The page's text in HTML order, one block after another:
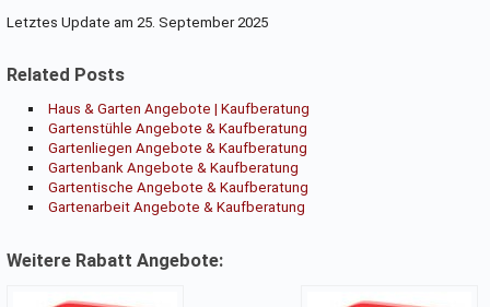
Letztes Update am 25. September 2025
Related Posts
Haus & Garten Angebote | Kaufberatung
Gartenstühle Angebote & Kaufberatung
Gartenliegen Angebote & Kaufberatung
Gartenbank Angebote & Kaufberatung
Gartentische Angebote & Kaufberatung
Gartenarbeit Angebote & Kaufberatung
Weitere Rabatt Angebote: